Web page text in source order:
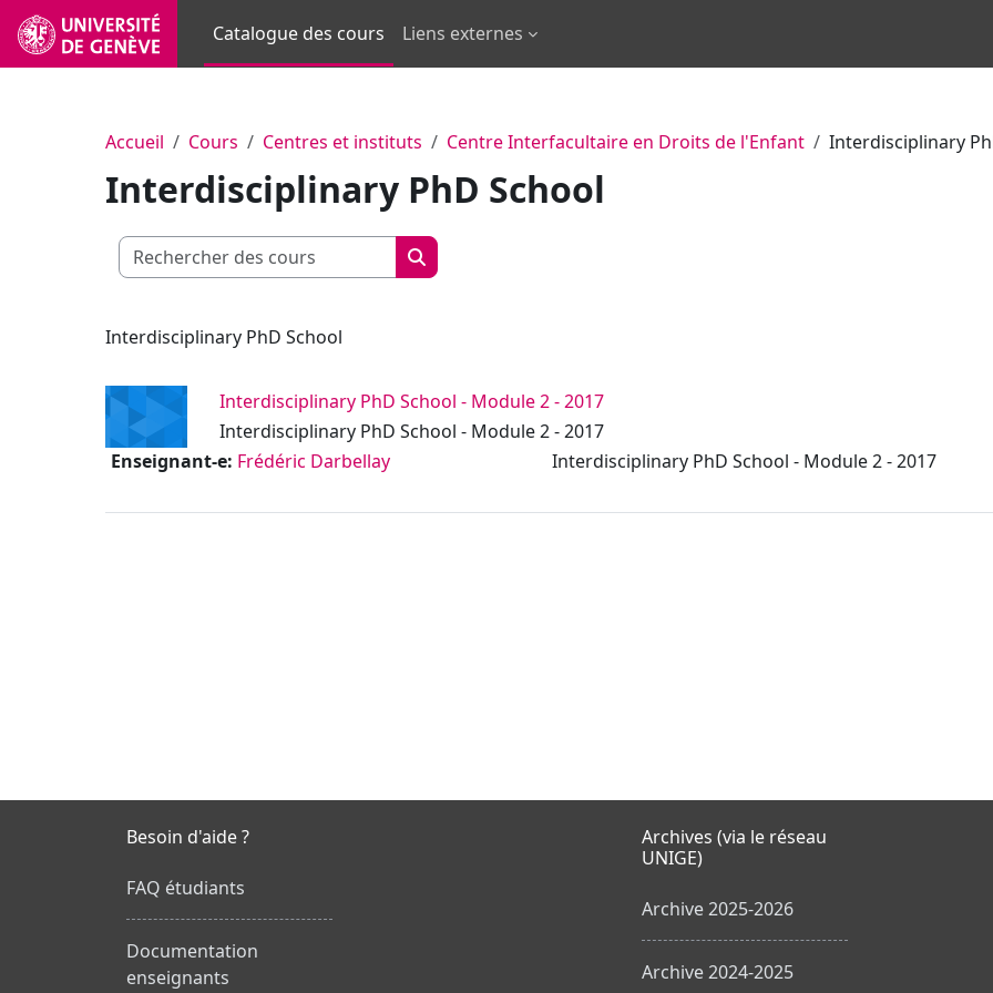
Passer au contenu principal
Catalogue des cours
Liens externes
Accueil Cours Centres et instituts Centre Interfacultaire en Droits de l'Enfant Interdisciplinary
Interdisciplinary PhD School
Rechercher des cours
Rechercher des cours
Interdisciplinary PhD School
Interdisciplinary PhD School - Module 2 - 2017
Interdisciplinary PhD School - Module 2 - 2017
Enseignant-e: Frédéric Darbellay Interdisciplinary PhD School - Module 2 - 2017
Besoin d'aide ?
FAQ étudiants
Documentation
enseignants
Archives (via le réseau
UNIGE)
Archive 2025-2026
Archive 2024-2025